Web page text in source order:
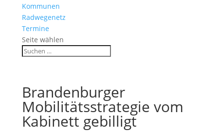
Kommunen
Radwegenetz
Termine
Seite wählen
Brandenburger
Mobilitätsstrategie vom
Kabinett gebilligt